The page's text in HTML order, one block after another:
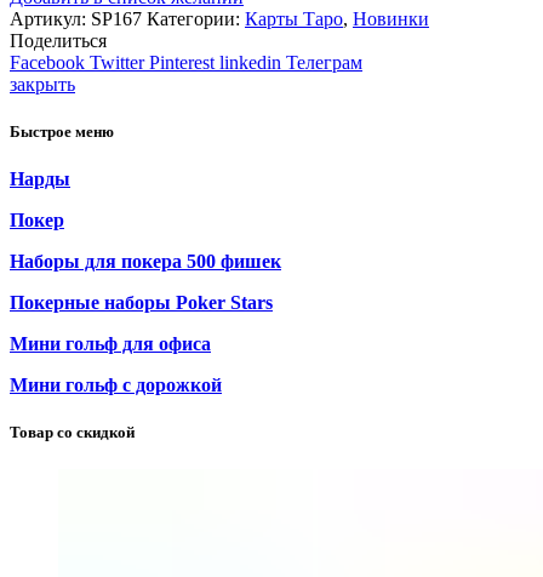
Артикул: SP167 Категории: Карты Таро, Новинки
Поделиться
Facebook Twitter Pinterest linkedin Телеграм
закрыть
Быстрое меню
Нарды
Покер
Наборы для покера 500 фишек
Покерные наборы Poker Stars
Мини гольф для офиса
Мини гольф с дорожкой
Товар со скидкой